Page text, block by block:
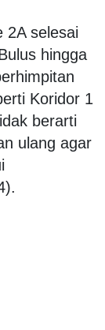
2A selesai
hingga
Koridor 1
berarti
ulang agar